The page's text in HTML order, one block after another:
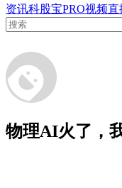
资讯科股宝PRO视频直
物理AI火了，